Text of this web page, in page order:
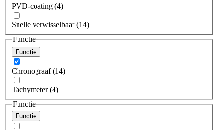
PVD-coating (4)
Snelle verwisselbaar (14)
Functie
Functie
Chronograaf (14)
Tachymeter (4)
Functie
Functie